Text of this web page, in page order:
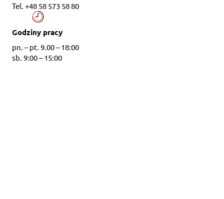
Tel. +48 58 573 58 80
Godziny pracy
pn. – pt. 9.00 – 18:00
sb. 9:00 – 15:00